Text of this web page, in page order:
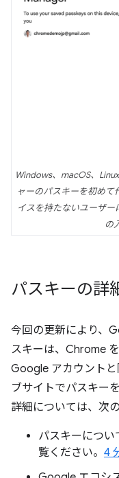
Windows、macOS、
ャーのパスキーを初め
イスを持たないユーザー
の
パスキーの詳
今回の更新により、
スキーは、Chrome
Google アカウント
ブサイトでパスキー
詳細については、次
パスキーにつ
覧ください。 4